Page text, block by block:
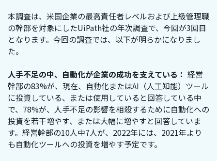
本調査は、米国企業の最高責任者レベルおよび上級管理職
の幹部を対象にしたUiPath社の年次調査で、今回が3回目
となります。今回の調査では、以下が明らかになりまし
た。
人手不足の中、自動化が企業の成功を支えている： 経営
幹部の83%が、現在、自動化またはAI（人工知能）ツール
に投資している、または使用していると回答している中
で、78%が、人手不足の影響を相殺するために自動化への
投資を若干増やす、または大幅に増やすと回答していま
す。経営幹部の10人中7人が、2022年には、2021年より
も自動化ツールへの投資を増やす予定です。